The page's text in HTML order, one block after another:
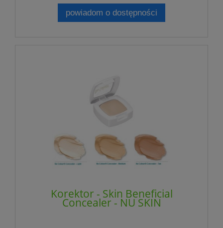
powiadom o dostępności
Korektor - Skin Beneficial
Concealer - NU SKIN